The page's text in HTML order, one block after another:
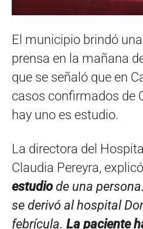
El municipio brindó
prensa en la mañana
que se señaló que en
casos confirmados de
hay uno es estudio.
La directora del
Claudia Pereyra,
estudiode una
se derivó al hospital
febrícula. La paciente